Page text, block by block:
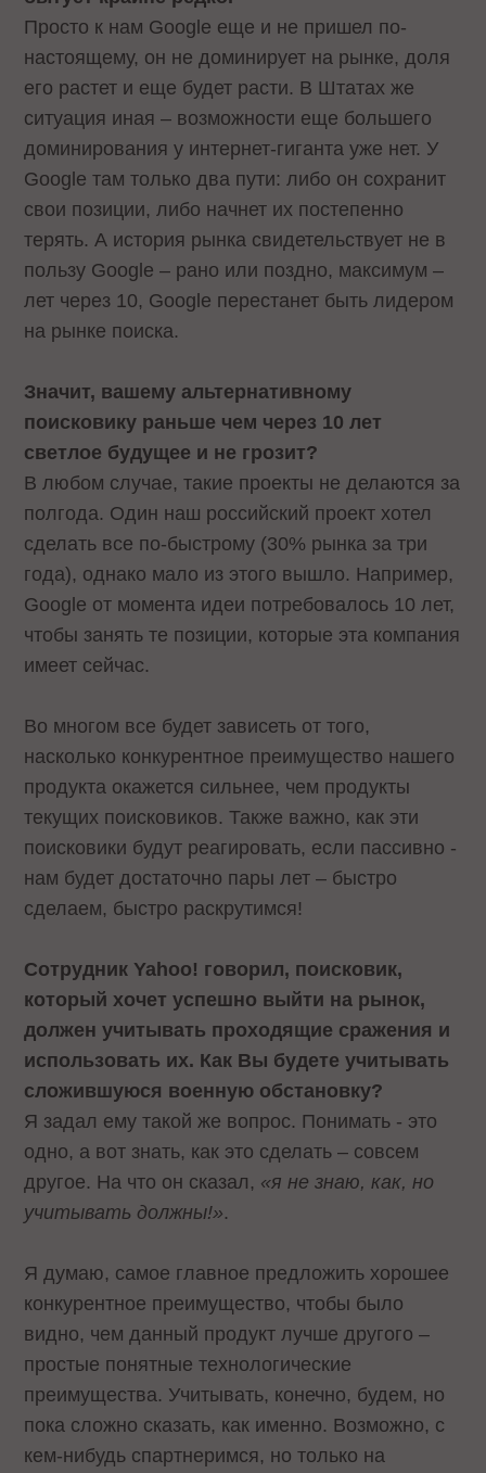
Просто к нам Google еще и не пришел по-
настоящему, он не доминирует на рынке, доля
его растет и еще будет расти. В Штатах же
ситуация иная – возможности еще большего
доминирования у интернет-гиганта уже нет. У
Google там только два пути: либо он сохранит
свои позиции, либо начнет их постепенно
терять. А история рынка свидетельствует не в
пользу Google – рано или поздно, максимум –
лет через 10, Google перестанет быть лидером
на рынке поиска.
Значит, вашему альтернативному
поисковику раньше чем через 10 лет
светлое будущее и не грозит?
В любом случае, такие проекты не делаются за
полгода. Один наш российский проект хотел
сделать все по-быстрому (30% рынка за три
года), однако мало из этого вышло. Например,
Google от момента идеи потребовалось 10 лет,
чтобы занять те позиции, которые эта компания
имеет сейчас.
Во многом все будет зависеть от того,
насколько конкурентное преимущество нашего
продукта окажется сильнее, чем продукты
текущих поисковиков. Также важно, как эти
поисковики будут реагировать, если пассивно -
нам будет достаточно пары лет – быстро
сделаем, быстро раскрутимся!
Сотрудник Yahoo! говорил, поисковик,
который хочет успешно выйти на рынок,
должен учитывать проходящие сражения и
использовать их. Как Вы будете учитывать
сложившуюся военную обстановку?
Я задал ему такой же вопрос. Понимать - это
одно, а вот знать, как это сделать – совсем
другое. На что он сказал, «я не знаю, как, но
учитывать должны!».
Я думаю, самое главное предложить хорошее
конкурентное преимущество, чтобы было
видно, чем данный продукт лучше другого –
простые понятные технологические
преимущества. Учитывать, конечно, будем, но
пока сложно сказать, как именно. Возможно, с
кем-нибудь спартнеримся, но только на